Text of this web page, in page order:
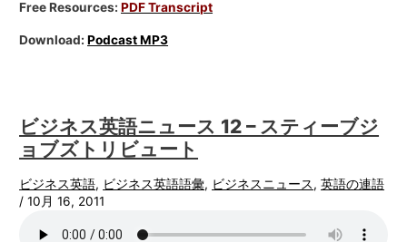
Free Resources:PDF Transcript
Download:Podcast MP3
ビジネス英語ニュース 12 – スティーブジ
ョブズトリビュート
ビジネス英語, ビジネス英語語彙, ビジネスニュース,英語の連語
/10月 16, 2011